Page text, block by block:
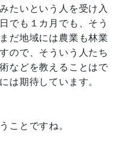
たいという人を受け入
でも１カ月でも、そう
だ地域には農業も林業
ので、そういう人たち
などを教えることはで
は期待しています。
ことですね。